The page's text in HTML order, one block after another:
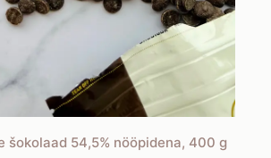
šokolaad 54,5% nööpidena, 400 g